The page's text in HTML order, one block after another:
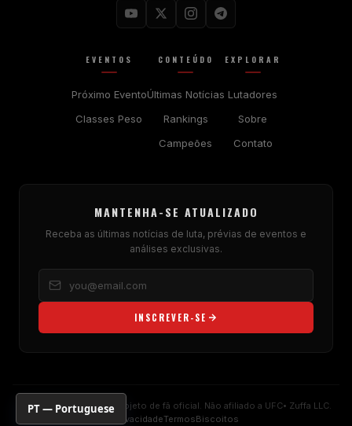
EVENTOS
Próximo Evento
Classes Peso
CONTEÚDO
Últimas Notícias
Rankings
Campeões
EXPLORAR
Lutadores
Sobre
Contato
MANTENHA-SE ATUALIZADO
Receba as últimas notícias de luta, prévias de eventos e
análises exclusivas.
INSCREVER-SE
© 2026UFCFan Hub Projeto de fã oficial. Não afiliado a UFC• Zuffa LLC.
PrivacidadeTermosBiscoitos
PT — Portuguese